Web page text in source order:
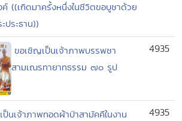
((เกิดมาครั้งหนึ่งในชีวิตขอบูชาด้วย
ประธาน))
ขอเชิญเป็นเจ้าภาพบรรพชา
สามเณรทายาทธรรม ๗๐ รูป
4935
นเจ้าภาพทอดผ้าป่าสามัคคีในงาน
4935